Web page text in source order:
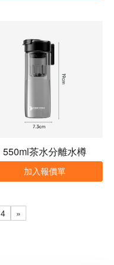
550ml茶水分離水樽
加入報價單
4 »